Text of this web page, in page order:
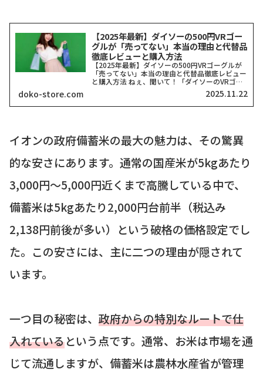
【2025年最新】ダイソーの500円VRゴー
グルが「売ってない」本当の理由と代替品
徹底レビューと購入方法
【2025年最新】ダイソーの500円VRゴーグルが
「売ってない」本当の理由と代替品徹底レビュー
と購入方法 ねぇ、聞いて！「ダイソーのVRゴー
グル、どこにも売ってない！」って検索したそこ
のアナタ、同じ気持ちでここに来てくれましたよ
ね？一時期、...
doko-store.com 2025.11.22
イオンの政府備蓄米の最大の魅力は、その驚異
的な安さにあります。通常の国産米が5kgあたり
3,000円〜5,000円近くまで高騰している中で、
備蓄米は5kgあたり2,000円台前半（税込み
2,138円前後が多い）という破格の価格設定でし
た。この安さには、主に二つの理由が隠されて
います。
一つ目の秘密は、 政府からの特別なルートで仕
入れているという点です。通常、お米は市場を通
じて流通しますが、備蓄米は農林水産省が管理